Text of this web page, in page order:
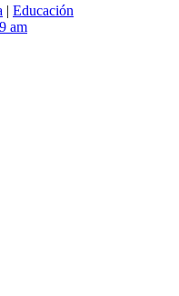
| Educación
am